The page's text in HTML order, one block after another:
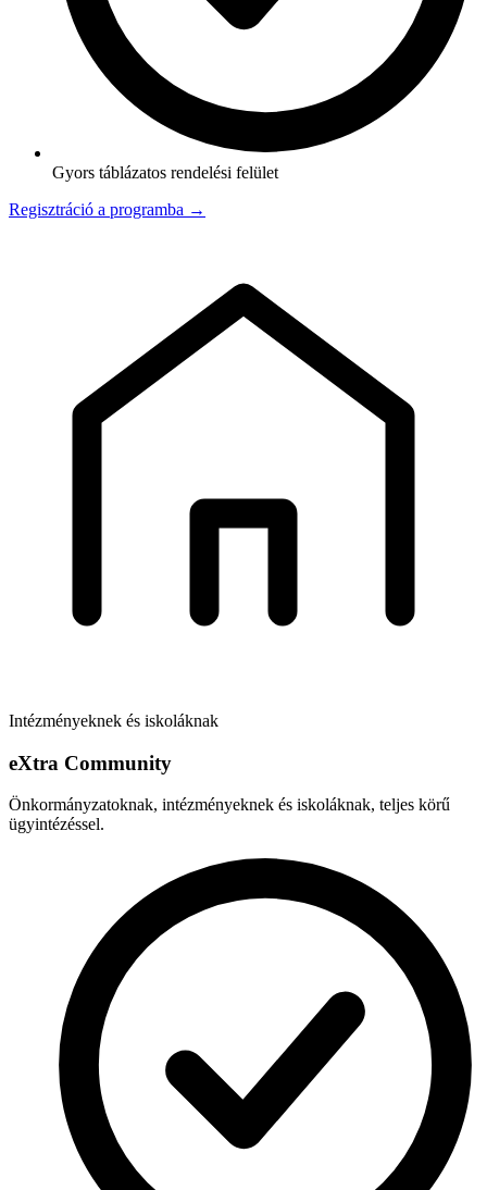
Gyors táblázatos rendelési felület
Regisztráció a programba →
Intézményeknek és iskoláknak
eXtra Community
Önkormányzatoknak, intézményeknek és iskoláknak, teljes körű
ügyintézéssel.